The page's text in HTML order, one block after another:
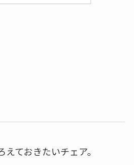
ておきたいチェア。